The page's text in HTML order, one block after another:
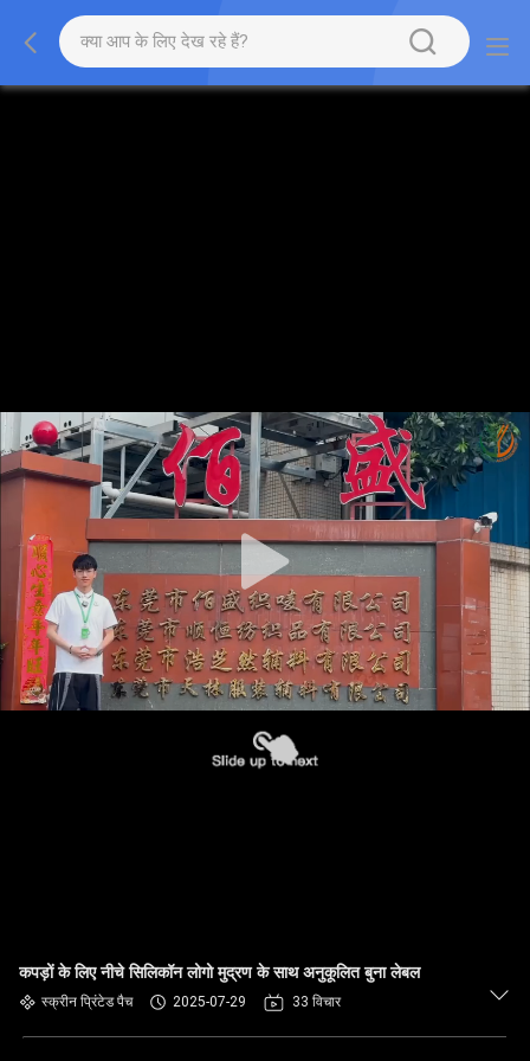
कपड़ों के लिए नीचे सिलिकॉन लोगो मुद्रण के साथ अनुकूलित बुना लेबल
स्क्रीन प्रिंटेड पैच 2025-07-29 33 विचार